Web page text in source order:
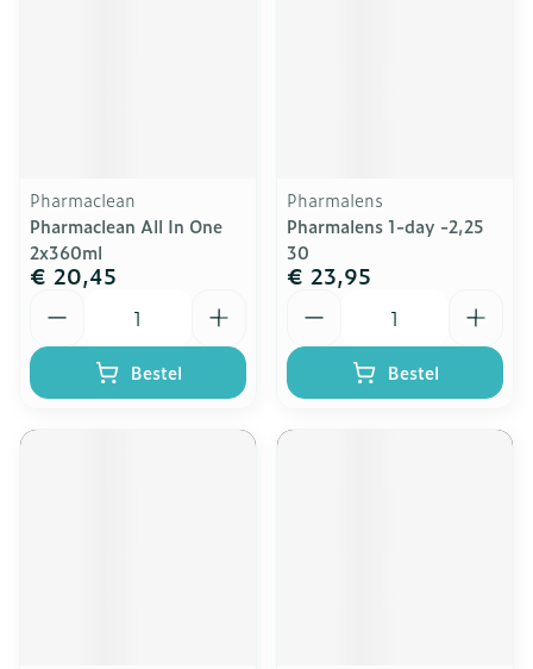
Pharmaclean
Pharmaclean All In One
2x360ml
€ 20,45
Bestel
Pharmalens
Pharmalens 1-day -2,25
30
€ 23,95
Bestel